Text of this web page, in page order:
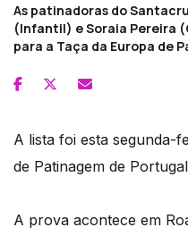
As patinadoras do
(Infantil) e Soraia Pereira
para a Taça da Europa de
A lista foi esta segunda-
de Patinagem de
A prova acontece em